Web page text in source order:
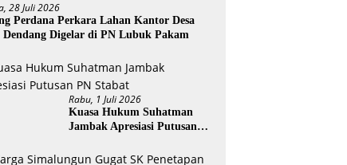
28 Juli 2026
Perdana Perkara Lahan Kantor Desa
Digelar di PN Lubuk Pakam
Rabu, 1 Juli 2026
Kuasa Hukum Suhatman
Jambak Apresiasi Putusan